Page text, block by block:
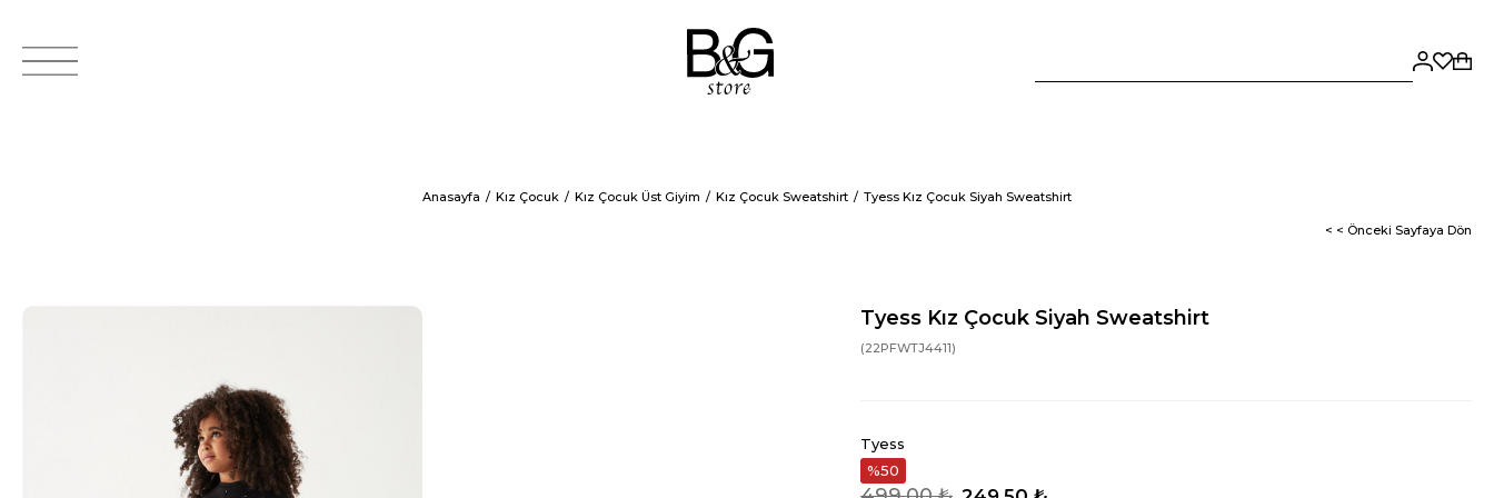
Anasayfa Kız Çocuk Kız Çocuk Üst Giyim Kız Çocuk Sweatshirt Tyess Kız Çocuk Siyah Sweatshirt
< < Önceki Sayfaya Dön
Tyess Kız Çocuk Siyah Sweatshirt
(22PFWTJ4411)
Tyess
50